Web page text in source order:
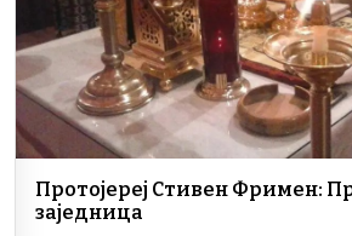
Протојереј Стивен Фримен:
заједница